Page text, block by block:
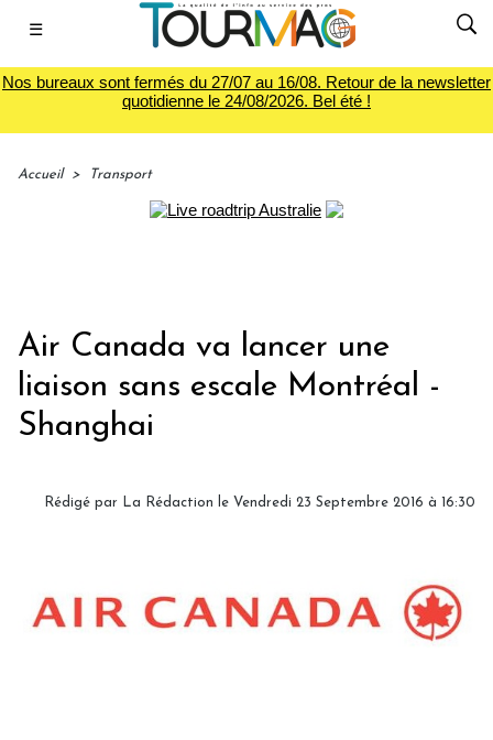
☰
Nos bureaux sont fermés du 27/07 au 16/08. Retour de la newsletter
quotidienne le 24/08/2026. Bel été !
Accueil > Transport
Air Canada va lancer une
liaison sans escale Montréal -
Shanghai
Rédigé par La Rédaction le Vendredi 23 Septembre 2016 à 16:30